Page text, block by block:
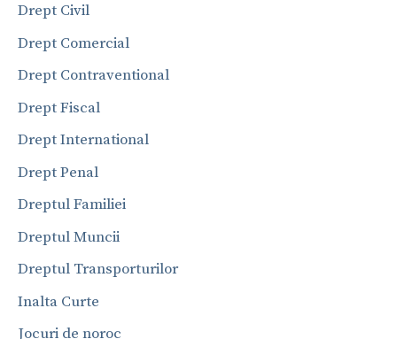
Drept Civil
Drept Comercial
Drept Contraventional
Drept Fiscal
Drept International
Drept Penal
Dreptul Familiei
Dreptul Muncii
Dreptul Transporturilor
Inalta Curte
Jocuri de noroc